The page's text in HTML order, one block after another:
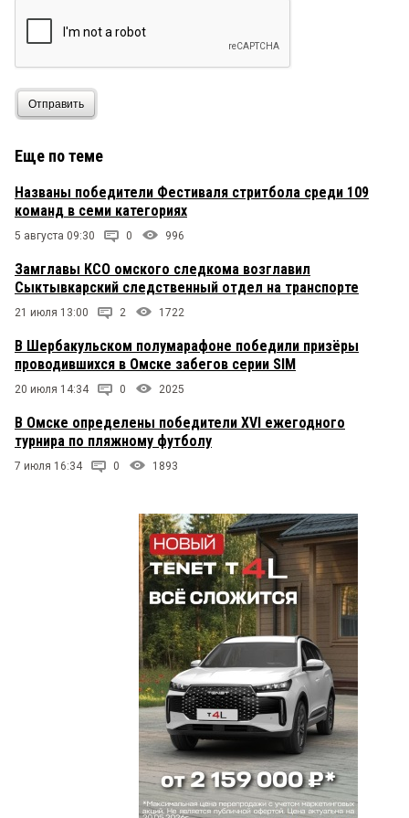
Отправить
Еще по теме
Названы победители Фестиваля стритбола среди 109
команд в семи категориях
5 августа 09:30 0 996
Замглавы КСО омского следкома возглавил
Сыктывкарский следственный отдел на транспорте
21 июля 13:00 2 1722
В Шербакульском полумарафоне победили призёры
проводившихся в Омске забегов серии SIM
20 июля 14:34 0 2025
В Омске определены победители XVI ежегодного
турнира по пляжному футболу
7 июля 16:34 0 1893